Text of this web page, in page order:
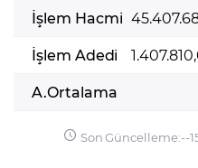
İşlem Hacmi
İşlem Adedi
A.Ortalama
Son Güncelleme:--